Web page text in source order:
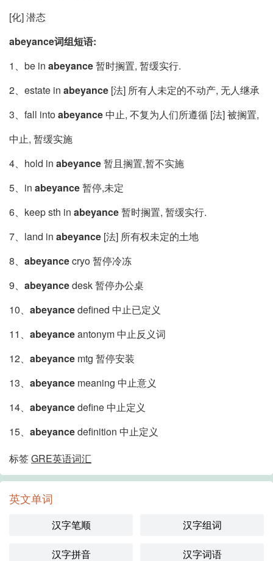
[化] 潜态
abeyance词组短语:
1、be in abeyance暂时搁置, 暂缓实行.
2、estate in abeyance [法] 所有人未定的不动产, 无人继承
3、fall intoabeyance 中止, 不复为人们所遵循 [法] 被搁置,
中止, 暂缓实施
4、hold in abeyance暂且搁置,暂不实施
5、in abeyance暂停,未定
6、keep sth in abeyance暂时搁置, 暂缓实行.
7、land in abeyance [法] 所有权未定的土地
8、 abeyancecryo 暂停冷冻
9、 abeyancedesk 暂停办公桌
10、 abeyancedefined 中止已定义
11、 abeyanceantonym 中止反义词
12、 abeyance mtg 暂停安装
13、 abeyance meaning 中止意义
14、 abeyancedefine 中止定义
15、 abeyancedefinition 中止定义
标签GRE英语词汇
英文单词
汉字笔顺 汉字组词
汉字拼音 汉字词语